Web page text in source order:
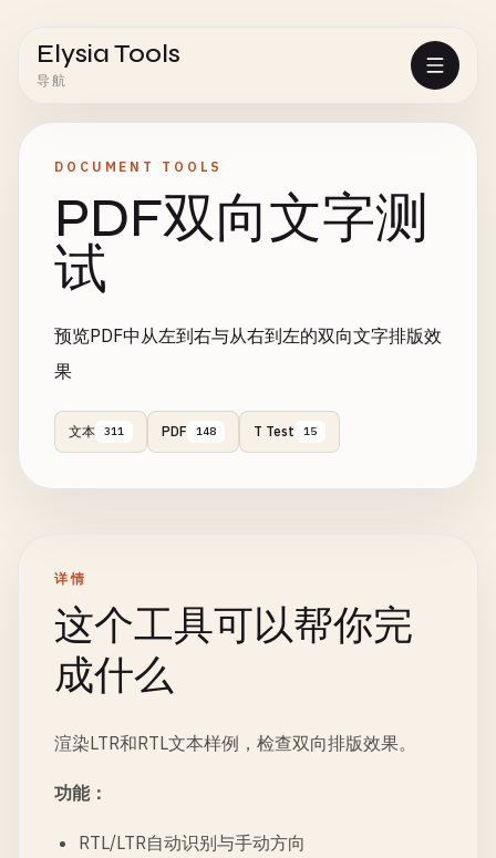
Elysia Tools
导航
DOCUMENT TOOLS
PDF双向文字测
试
预览PDF中从左到右与从右到左的双向文字排版效
果
文本 311 PDF 148 T Test 15
详情
这个工具可以帮你完
成什么
渲染LTR和RTL文本样例，检查双向排版效果。
功能：
RTL/LTR自动识别与手动方向